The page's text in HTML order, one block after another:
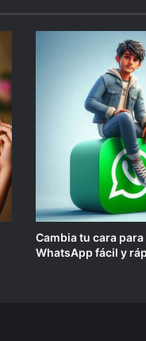
Cambia tu cara
WhatsApp fácil y